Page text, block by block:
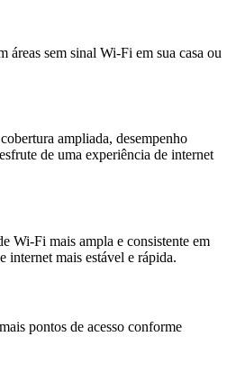
sem sinal Wi-Fi em sua casa ou
ampliada, desempenho
de uma experiência de internet
Wi-Fi mais ampla e consistente em
internet mais estável e rápida.
pontos de acesso conforme